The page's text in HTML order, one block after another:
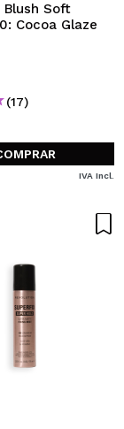
Soft
Cocoa Glaze
(17)
IVA Incl.